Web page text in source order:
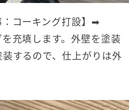
：コーキング打設】➡
充填します。外壁を塗装
するので、仕上がりは外